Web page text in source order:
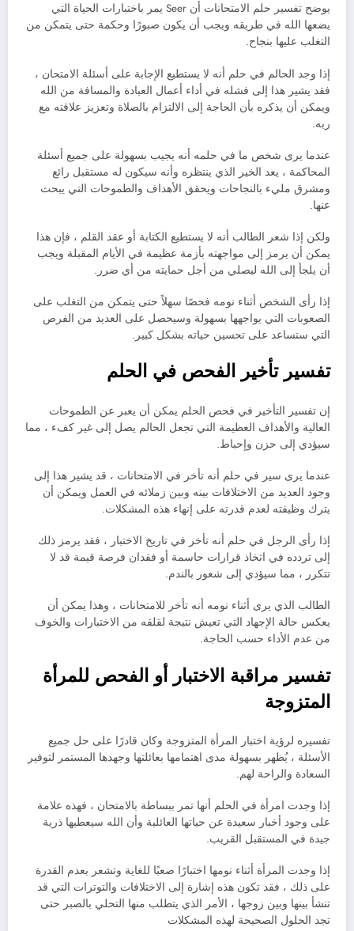
يوضح تفسير حلم الامتحانات أن Seer يمر باختبارات الحياة التي
يضعها الله في طريقه ويجب أن يكون صبورًا وحكمة حتى يتمكن من
التغلب عليها بنجاح.
إذا وجد الحالم في حلم أنه لا يستطيع الإجابة على أسئلة الامتحان ،
فقد يشير هذا إلى فشله في أداء أعمال العبادة والمسافة من الله
ويمكن أن يذكره بأن الحاجة إلى الالتزام بالصلاة وتعزيز علاقته مع
ربه.
عندما يرى شخص ما في حلمه أنه يجيب بسهولة على جميع أسئلة
المحاكمة ، يعد الخير الذي ينتظره وأنه سيكون له مستقبل رائع
ومشرق مليء بالنجاحات ويحقق الأهداف والطموحات التي يبحث
عنها.
ولكن إذا شعر الطالب أنه لا يستطيع الكتابة أو عقد القلم ، فإن هذا
يمكن أن يرمز إلى مواجهته بأزمة عظيمة في الأيام المقبلة ويجب
أن يلجأ إلى الله ليصلي من أجل حمايته من أي ضرر.
إذا رأى الشخص أثناء نومه فحصًا سهلاً حتى يتمكن من التغلب على
الصعوبات التي يواجهها بسهولة وسيحصل على العديد من الفرص
التي ستساعد على تحسين حياته بشكل كبير.
تفسير تأخير الفحص في الحلم
إن تفسير التأخير في فحص الحلم يمكن أن يعبر عن الطموحات
العالية والأهداف العظيمة التي تجعل الحالم يصل إلى غير كفء ، مما
سيؤدي إلى حزن وإحباط.
عندما يرى سير في حلم أنه تأخر في الامتحانات ، قد يشير هذا إلى
وجود العديد من الاختلافات بينه وبين زملائه في العمل ويمكن أن
يترك وظيفته لعدم قدرته على إنهاء هذه المشكلات.
إذا رأى الرجل في حلم أنه تأخر في تاريخ الاختبار ، فقد يرمز ذلك
إلى تردده في اتخاذ قرارات حاسمة أو فقدان فرصة قيمة قد لا
تتكرر ، مما سيؤدي إلى شعور بالندم.
الطالب الذي يرى أثناء نومه أنه تأخر للامتحانات ، وهذا يمكن أن
يعكس حالة الإجهاد التي تعيش نتيجة لقلقه من الاختبارات والخوف
من عدم الأداء حسب الحاجة.
تفسير مراقبة الاختبار أو الفحص للمرأة
المتزوجة
تفسيره لرؤية اختبار المرأة المتزوجة وكان قادرًا على حل جميع
الأسئلة ، يُظهر بسهولة مدى اهتمامها بعائلتها وجهدها المستمر لتوفير
السعادة والراحة لهم.
إذا وجدت امرأة في الحلم أنها تمر ببساطة بالامتحان ، فهذه علامة
على وجود أخبار سعيدة عن حياتها العائلية وأن الله سيعطيها ذرية
جيدة في المستقبل القريب.
إذا وجدت المرأة أثناء نومها اختبارًا صعبًا للغاية وتشعر بعدم القدرة
على ذلك ، فقد تكون هذه إشارة إلى الاختلافات والتوترات التي قد
تنشأ بينها وبين زوجها ، الأمر الذي يتطلب منها التحلي بالصبر حتى
تجد الحلول الصحيحة لهذه المشكلات